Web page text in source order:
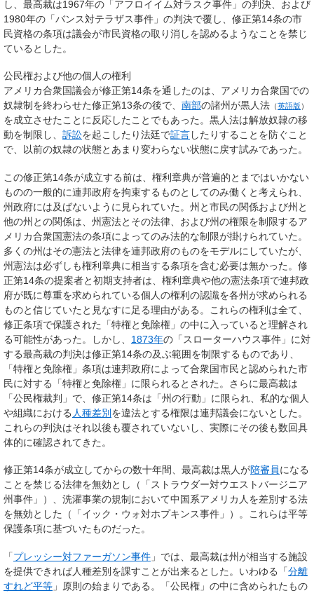
し、最高裁は1967年の「アフロイイム対ラスク事件」の判決、および
1980年の「バンス対テラザス事件」の判決で覆し、修正第14条の市
民資格の条項は議会が市民資格の取り消しを認めるようなことを禁じ
ているとした。
公民権および他の個人の権利
アメリカ合衆国議会が修正第14条を通したのは、アメリカ合衆国での
奴隷制を終わらせた修正第13条の後で、 南部の諸州が黒人法 （英語版 ）
を成立させたことに反応したことでもあった。黒人法は解放奴隷の移
動を制限し、 訴訟を起こしたり法廷で証言したりすることを防ぐこと
で、以前の奴隷の状態とあまり変わらない状態に戻す試みであった。
この修正第14条が成立する前は、権利章典が普遍的とまではいかない
ものの一般的に連邦政府を拘束するものとしてのみ働くと考えられ、
州政府には及ばないように見られていた。州と市民の関係および州と
他の州との関係は、州憲法とその法律、および州の権限を制限するア
メリカ合衆国憲法の条項によってのみ法的な制限が掛けられていた。
多くの州はその憲法と法律を連邦政府のものをモデルにしていたが、
州憲法は必ずしも権利章典に相当する条項を含む必要は無かった。修
正第14条の提案者と初期支持者は、権利章典や他の憲法条項で連邦政
府が既に尊重を求められている個人の権利の認識を各州が求められる
ものと信じていたと見なすに足る理由がある。これらの権利は全て、
修正条項で保護された「特権と免除権」の中に入っていると理解され
る可能性があった。しかし、 1873年の「スローターハウス事件」に対
する最高裁の判決は修正第14条の及ぶ範囲を制限するものであり、
「特権と免除権」条項は連邦政府によって合衆国市民と認められた市
民に対する「特権と免除権」に限られるとされた。さらに最高裁は
「公民権裁判」で、修正第14条は「州の行動」に限られ、私的な個人
や組織における 人種差別 を違法とする権限は連邦議会にないとした。
これらの判決はそれ以後も覆されていないし、実際にその後も数回具
体的に確認されてきた。
修正第14条が成立してからの数十年間、最高裁は黒人が陪審員になる
ことを禁じる法律を無効とし（「ストラウダー対ウエストバージニア
州事件」）、洗濯事業の規制において中国系アメリカ人を差別する法
を無効とした（「イック・ウォ対ホプキンス事件」）。これらは平等
保護条項に基づいたものだった。
「プレッシー対ファーガソン事件 」では、最高裁は州が相当する施設
を提供できれば人種差別を課すことが出来るとした。いわゆる「分離
すれど平等 」原則の始まりである。「公民権」の中に含められたもの